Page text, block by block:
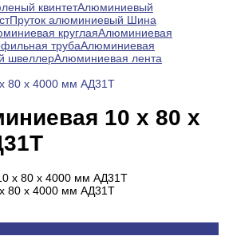
квинтетАлюминиевый
Пруток алюминиевый Шина
круглаяАлюминиевая
трубаАлюминиевая
швеллерАлюминиевая лента
80 х 4000 мм АД31Т
10 х 80 х
80 х 4000 мм АД31Т